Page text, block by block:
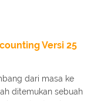
Versi 25
dari masa ke
ditemukan sebuah